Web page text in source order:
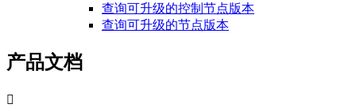
查询可升级的控制节点版本
查询可升级的节点版本
产品文档
